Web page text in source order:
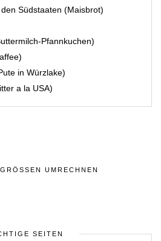
Südstaaten (Maisbrot)
Pfannkuchen)
in Würzlake)
a la USA)
UMRECHNEN
SEITEN